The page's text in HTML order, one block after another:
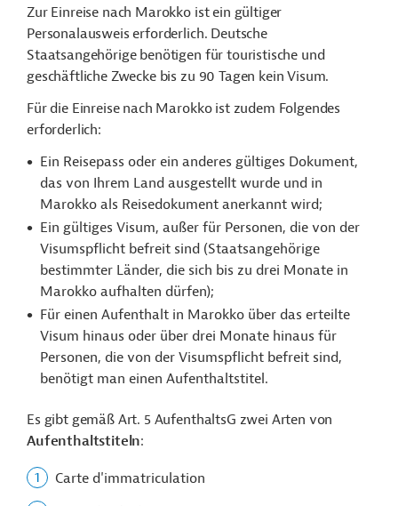
Zur Einreise nach Marokko ist ein gültiger
Personalausweis erforderlich. Deutsche
Staatsangehörige benötigen für touristische und
geschäftliche Zwecke bis zu 90 Tagen kein Visum.
Für die Einreise nach Marokko ist zudem Folgendes
erforderlich:
Ein Reisepass oder ein anderes gültiges Dokument,
das von Ihrem Land ausgestellt wurde und in
Marokko als Reisedokument anerkannt wird;
Ein gültiges Visum, außer für Personen, die von der
Visumspflicht befreit sind (Staatsangehörige
bestimmter Länder, die sich bis zu drei Monate in
Marokko aufhalten dürfen);
Für einen Aufenthalt in Marokko über das erteilte
Visum hinaus oder über drei Monate hinaus für
Personen, die von der Visumspflicht befreit sind,
benötigt man einen Aufenthaltstitel.
Es gibt gemäß Art. 5 AufenthaltsG zwei Arten von
Aufenthaltstiteln:
Carte d'immatriculation